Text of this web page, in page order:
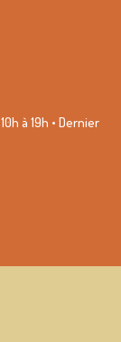
à 19h • Dernier